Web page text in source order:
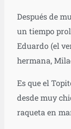
Después de
un tiempo
Eduardo (el
hermana,
Es que el
desde muy
raqueta en